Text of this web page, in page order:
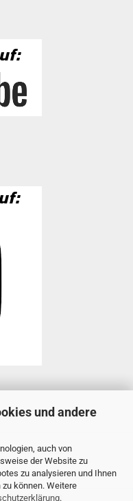
und andere
auch von
der Website zu
zu analysieren und Ihnen
können. Weitere
.
© 2026
shop.de